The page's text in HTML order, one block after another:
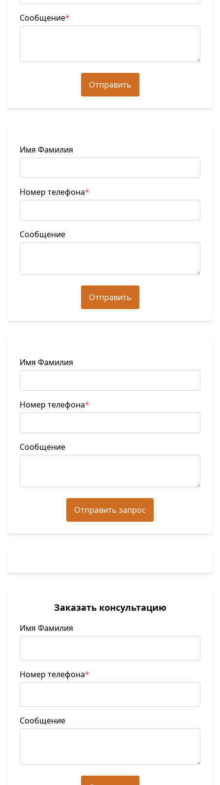
Сообщение*
Отправить
Имя Фамилия
Номер телефона*
Сообщение
Отправить
Имя Фамилия
Номер телефона*
Сообщение
Отправить запрос
Заказать консультацию
Имя Фамилия
Номер телефона*
Сообщение